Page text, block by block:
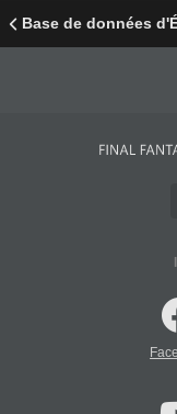
Base de données